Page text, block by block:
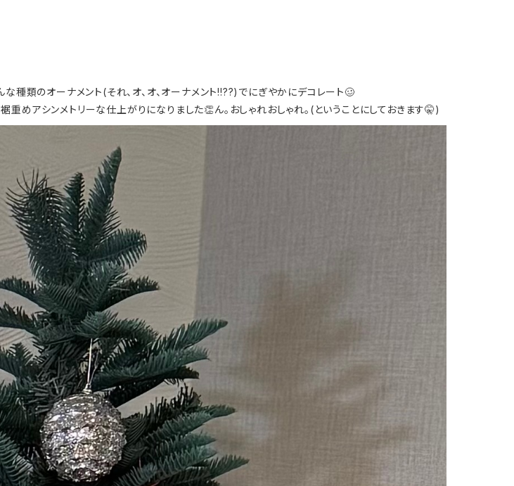
種類のオーナメント(それ、オ、オ、オーナメント!!??)でにぎやかにデコレート🥴
重めアシンメトリーな仕上がりになりました👏ん。おしゃれおしゃれ。(ということにしておきます🤫)